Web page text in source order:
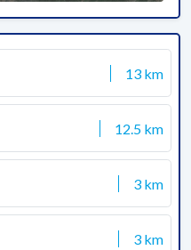
13 km
12.5 km
3 km
3 km